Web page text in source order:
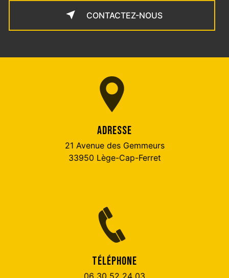
CONTACTEZ-NOUS
ADRESSE
21 Avenue des Gemmeurs
33950 Lège-Cap-Ferret
TÉLÉPHONE
06 30 52 24 03